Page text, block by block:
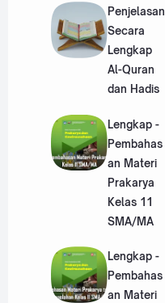
Penjelasan
Secara
Lengkap
Al-Quran
dan Hadis
Lengkap -
Pembahas
an Materi
Prakarya
Kelas 11
SMA/MA
Lengkap -
Pembahas
an Materi